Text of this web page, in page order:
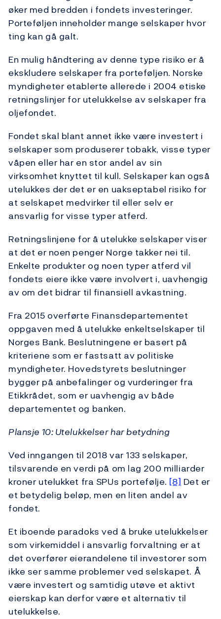
øker med bredden i fondets investeringer.
Porteføljen inneholder mange selskaper hvor
ting kan gå galt.
En mulig håndtering av denne type risiko er å
ekskludere selskaper fra porteføljen. Norske
myndigheter etablerte allerede i 2004 etiske
retningslinjer for utelukkelse av selskaper fra
oljefondet.
Fondet skal blant annet ikke være investert i
selskaper som produserer tobakk, visse typer
våpen eller har en stor andel av sin
virksomhet knyttet til kull. Selskaper kan også
utelukkes der det er en uakseptabel risiko for
at selskapet medvirker til eller selv er
ansvarlig for visse typer atferd.
Retningslinjene for å utelukke selskaper viser
at det er noen penger Norge takker nei til.
Enkelte produkter og noen typer atferd vil
fondets eiere ikke være involvert i, uavhengig
av om det bidrar til finansiell avkastning.
Fra 2015 overførte Finansdepartementet
oppgaven med å utelukke enkeltselskaper til
Norges Bank. Beslutningene er basert på
kriteriene som er fastsatt av politiske
myndigheter. Hovedstyrets beslutninger
bygger på anbefalinger og vurderinger fra
Etikkrådet, som er uavhengig av både
departementet og banken.
Plansje 10: Utelukkelser har betydning
Ved inngangen til 2018 var 133 selskaper,
tilsvarende en verdi på om lag 200 milliarder
kroner utelukket fra SPUs portefølje. [8] Det er
et betydelig beløp, men en liten andel av
fondet.
Et iboende paradoks ved å bruke utelukkelser
som virkemiddel i ansvarlig forvaltning er at
det overfører eierandelene til investorer som
ikke ser samme problemer ved selskapet. Å
være investert og samtidig utøve et aktivt
eierskap kan derfor være et alternativ til
utelukkelse.